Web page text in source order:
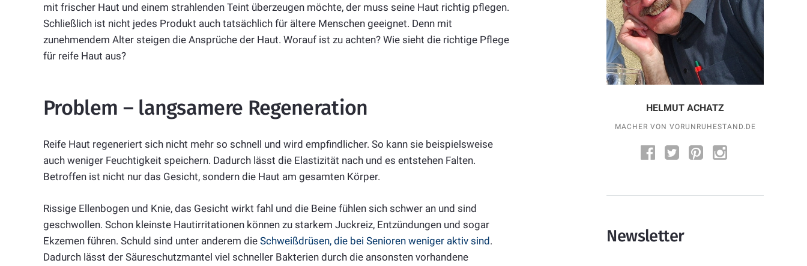
mit frischer Haut und einem strahlenden Teint überzeugen möchte, der muss seine Haut richtig pflegen.
Schließlich ist nicht jedes Produkt auch tatsächlich für ältere Menschen geeignet. Denn mit
zunehmendem Alter steigen die Ansprüche der Haut. Worauf ist zu achten? Wie sieht die richtige Pflege
für reife Haut aus?
Problem – langsamere Regeneration
Reife Haut regeneriert sich nicht mehr so schnell und wird empfindlicher. So kann sie beispielsweise
auch weniger Feuchtigkeit speichern. Dadurch lässt die Elastizität nach und es entstehen Falten.
Betroffen ist nicht nur das Gesicht, sondern die Haut am gesamten Körper.
Rissige Ellenbogen und Knie, das Gesicht wirkt fahl und die Beine fühlen sich schwer an und sind
geschwollen. Schon kleinste Hautirritationen können zu starkem Juckreiz, Entzündungen und sogar
Ekzemen führen. Schuld sind unter anderem die Schweißdrüsen, die bei Senioren weniger aktiv sind.
Dadurch lässt der Säureschutzmantel viel schneller Bakterien durch die ansonsten vorhandene
HELMUT ACHATZ
MACHER VON VORUNRUHESTAND.DE
Newsletter